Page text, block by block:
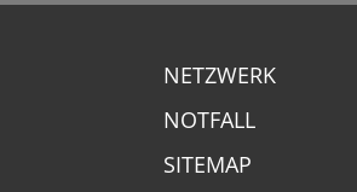
NETZWERK
NOTFALL
SITEMAP